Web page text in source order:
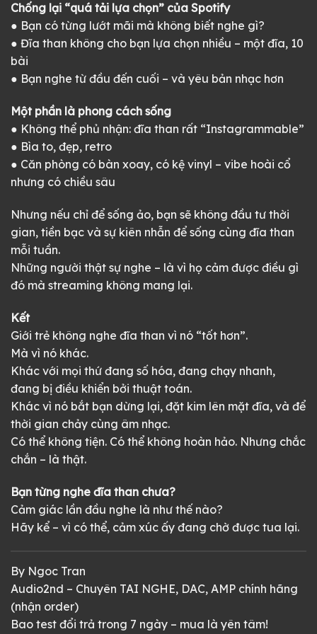
Chống lại “quá tải lựa chọn” của Spotify
● Bạn có từng lướt mãi mà không biết nghe gì?
● Đĩa than không cho bạn lựa chọn nhiều – một đĩa, 10
bài
● Bạn nghe từ đầu đến cuối – và yêu bản nhạc hơn
Một phần là phong cách sống
● Không thể phủ nhận: đĩa than rất “Instagrammable”
● Bìa to, đẹp, retro
● Căn phòng có bàn xoay, có kệ vinyl – vibe hoài cổ
nhưng có chiều sâu
Nhưng nếu chỉ để sống ảo, bạn sẽ không đầu tư thời
gian, tiền bạc và sự kiên nhẫn để sống cùng đĩa than
mỗi tuần.
Những người thật sự nghe – là vì họ cảm được điều gì
đó mà streaming không mang lại.
Kết
Giới trẻ không nghe đĩa than vì nó “tốt hơn”.
Mà vì nó khác.
Khác với mọi thứ đang số hóa, đang chạy nhanh,
đang bị điều khiển bởi thuật toán.
Khác vì nó bắt bạn dừng lại, đặt kim lên mặt đĩa, và để
thời gian chảy cùng âm nhạc.
Có thể không tiện. Có thể không hoàn hảo. Nhưng chắc
chắn – là thật.
Bạn từng nghe đĩa than chưa?
Cảm giác lần đầu nghe là như thế nào?
Hãy kể – vì có thể, cảm xúc ấy đang chờ được tua lại.
By Ngoc Tran
Audio2nd – Chuyên TAI NGHE, DAC, AMP chính hãng
(nhận order)
Bao test đổi trả trong 7 ngày – mua là yên tâm!